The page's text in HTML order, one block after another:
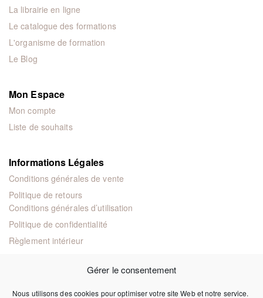
Gérer le consentement
Nous utilisons des cookies pour optimiser votre site Web et notre service.
La librairie en ligne
Le catalogue des formations
L'organisme de formation
Le Blog
Mon Espace
Mon compte
Liste de souhaits
Informations Légales
Conditions générales de vente
Politique de retours
Conditions générales d’utilisation
Politique de confidentialité
Règlement intérieur